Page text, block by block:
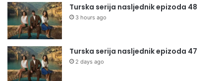
Turska serija nasljednik epizoda 48
3 hours ago
Turska serija nasljednik epizoda 47
2 days ago